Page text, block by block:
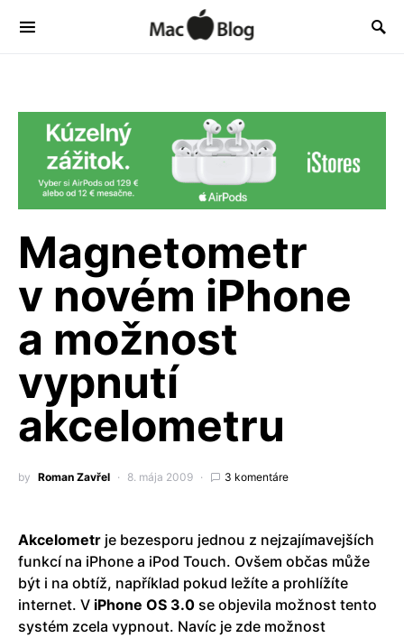
Magnetometr
v novém iPhone
a možnost
vypnutí
akcelometru
by Roman Zavřel 8. mája 2009 3 komentáre
Akcelometr je bezesporu jednou z nejzajímavejších
funkcí na iPhone a iPod Touch. Ovšem občas může
být i na obtíž, například pokud ležíte a prohlížíte
internet. V iPhone OS 3.0 se objevila možnost tento
systém zcela vypnout. Navíc je zde možnost